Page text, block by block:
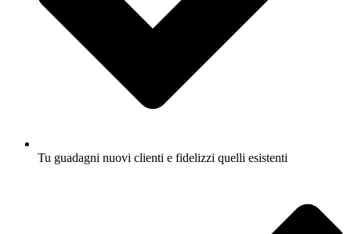
Tu guadagni nuovi clienti e fidelizzi quelli esistenti